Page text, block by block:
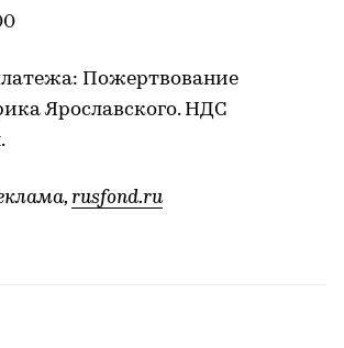
Пожертвование
Ярославского. НДС
rusfond.ru